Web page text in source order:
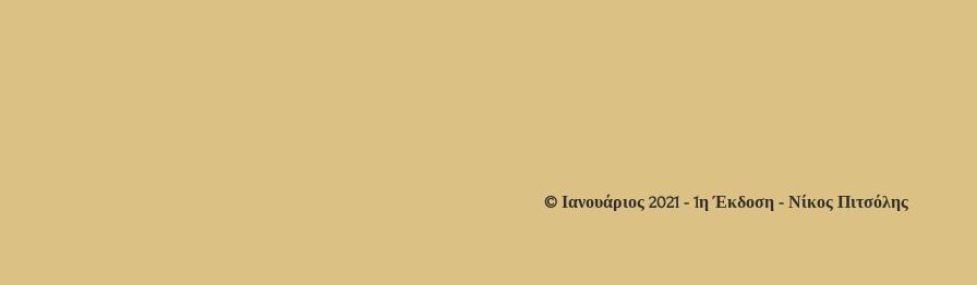
© Ιανουάριος 2021 - 1η Έκδοση - Νίκος Πιτσόλης